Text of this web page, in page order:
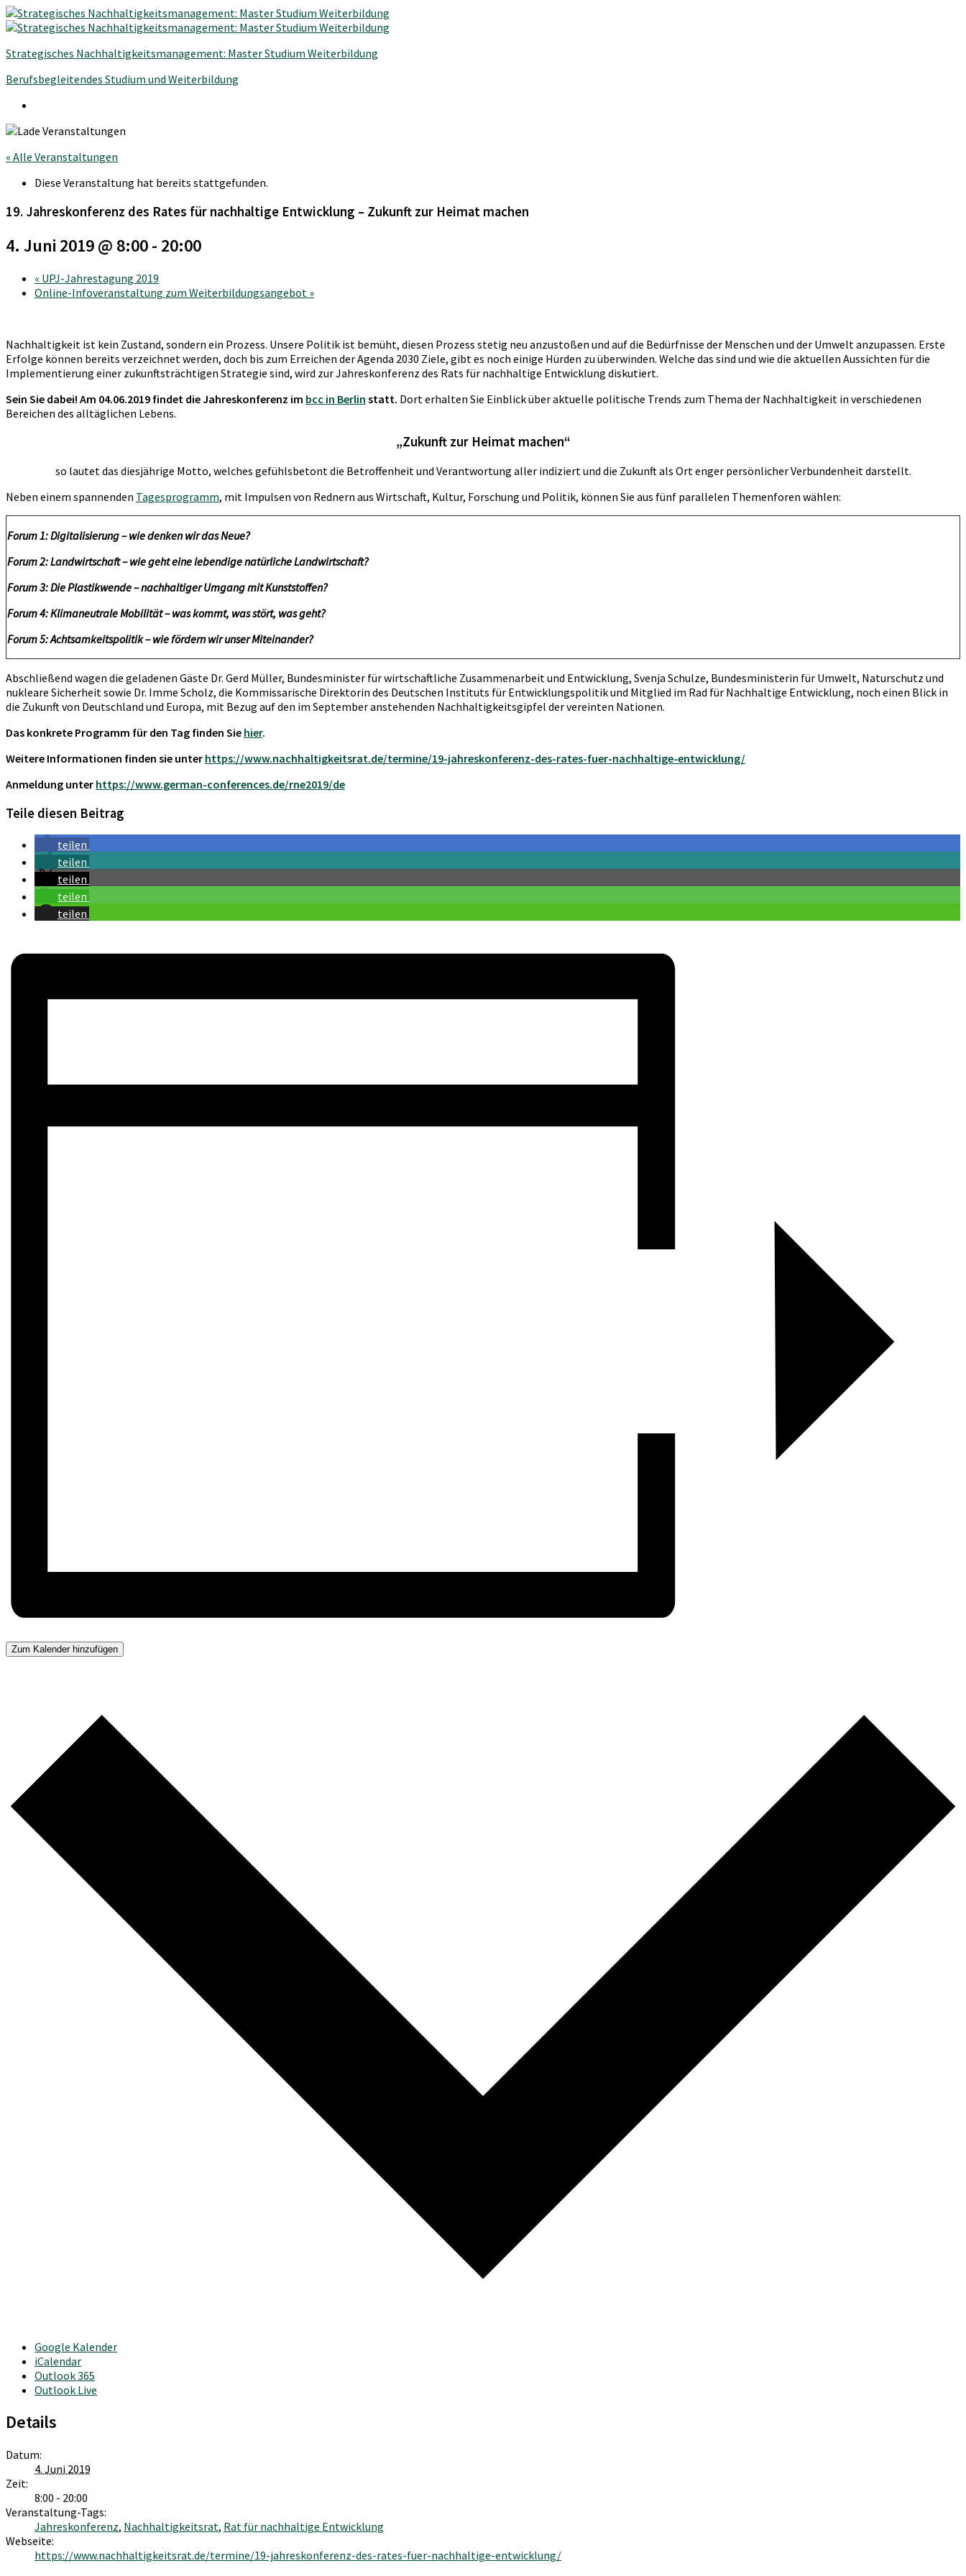
Strategisches Nachhaltigkeitsmanagement: Master Studium Weiterbildung
Berufsbegleitendes Studium und Weiterbildung
« Alle Veranstaltungen
Diese Veranstaltung hat bereits stattgefunden.
19. Jahreskonferenz des Rates für nachhaltige Entwicklung – Zukunft zur Heimat machen
4. Juni 2019 @ 8:00- 20:00
« UPJ-Jahrestagung 2019
Online-Infoveranstaltung zum Weiterbildungsangebot »
Nachhaltigkeit ist kein Zustand, sondern ein Prozess. Unsere Politik ist bemüht, diesen Prozess stetig neu anzustoßen und auf die Bedürfnisse der Menschen und der Umwelt anzupassen. Erste
Erfolge können bereits verzeichnet werden, doch bis zum Erreichen der Agenda 2030 Ziele, gibt es noch einige Hürden zu überwinden. Welche das sind und wie die aktuellen Aussichten für die
Implementierung einer zukunftsträchtigen Strategie sind, wird zur Jahreskonferenz des Rats für nachhaltige Entwicklung diskutiert.
Sein Sie dabei! Am 04.06.2019 findet die Jahreskonferenz im bcc in Berlin statt. Dort erhalten Sie Einblick über aktuelle politische Trends zum Thema der Nachhaltigkeit in verschiedenen
Bereichen des alltäglichen Lebens.
„Zukunft zur Heimat machen“
so lautet das diesjährige Motto, welches gefühlsbetont die Betroffenheit und Verantwortung aller indiziert und die Zukunft als Ort enger persönlicher Verbundenheit darstellt.
Neben einem spannenden Tagesprogramm, mit Impulsen von Rednern aus Wirtschaft, Kultur, Forschung und Politik, können Sie aus fünf parallelen Themenforen wählen:
Forum 1: Digitalisierung – wie denken wir das Neue?
Forum 2: Landwirtschaft – wie geht eine lebendige natürliche Landwirtschaft?
Forum 3: Die Plastikwende – nachhaltiger Umgang mit Kunststoffen?
Forum 4: Klimaneutrale Mobilität – was kommt, was stört, was geht?
Forum 5: Achtsamkeitspolitik – wie fördern wir unser Miteinander?
Abschließend wagen die geladenen Gäste Dr. Gerd Müller, Bundesminister für wirtschaftliche Zusammenarbeit und Entwicklung, Svenja Schulze, Bundesministerin für Umwelt, Naturschutz und
nukleare Sicherheit sowie Dr. Imme Scholz, die Kommissarische Direktorin des Deutschen Instituts für Entwicklungspolitik und Mitglied im Rad für Nachhaltige Entwicklung, noch einen Blick in
die Zukunft von Deutschland und Europa, mit Bezug auf den im September anstehenden Nachhaltigkeitsgipfel der vereinten Nationen.
Das konkrete Programm für den Tag finden Sie hier.
Weitere Informationen finden sie unter https://www.nachhaltigkeitsrat.de/termine/19-jahreskonferenz-des-rates-fuer-nachhaltige-entwicklung/
Anmeldung unter https://www.german-conferences.de/rne2019/de
Teile diesen Beitrag
teilen
teilen
teilen
teilen
teilen
Zum Kalender hinzufügen
Google Kalender
iCalendar
Outlook 365
Outlook Live
Details
Datum:
4. Juni 2019
Zeit:
8:00 - 20:00
Veranstaltung-Tags:
Jahreskonferenz, Nachhaltigkeitsrat, Rat für nachhaltige Entwicklung
Webseite:
https://www.nachhaltigkeitsrat.de/termine/19-jahreskonferenz-des-rates-fuer-nachhaltige-entwicklung/